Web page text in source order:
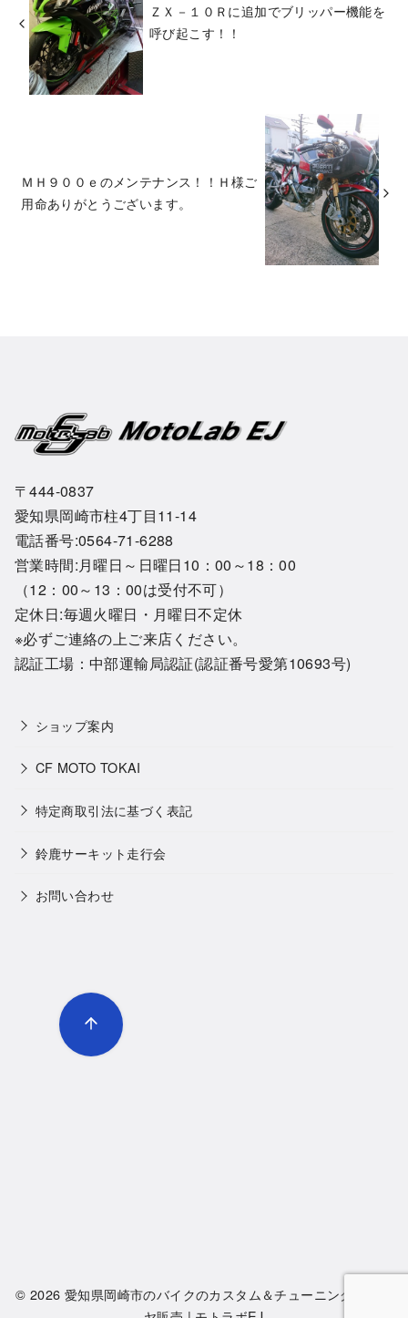
ＺＸ－１０Ｒに追加でブリッパー機能を
呼び起こす！！
ＭＨ９００ｅのメンテナンス！！Ｈ様ご
用命ありがとうございます。
〒444-0837
愛知県岡崎市柱4丁目11-14
電話番号:0564-71-6288
営業時間:月曜日～日曜日10：00～18：00
（12：00～13：00は受付不可）
定休日:毎週火曜日・月曜日不定休
※必ずご連絡の上ご来店ください。
認証工場：中部運輸局認証(認証番号愛第10693号)
ショップ案内
CF MOTO TOKAI
特定商取引法に基づく表記
鈴鹿サーキット走行会
お問い合わせ
© 2026 愛知県岡崎市のバイクのカスタム＆チューニング・タイ